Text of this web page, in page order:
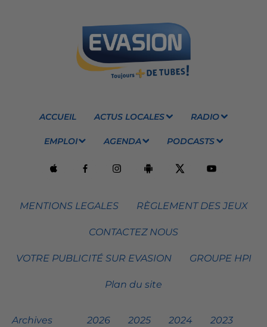
ACCUEIL ACTUS LOCALES RADIO
EMPLOI AGENDA PODCASTS
MENTIONS LEGALES RÈGLEMENT DES JEUX
CONTACTEZ NOUS
VOTRE PUBLICITÉ SUR EVASION GROUPE HPI
Plan du site
Archives 2026 2025 2024 2023